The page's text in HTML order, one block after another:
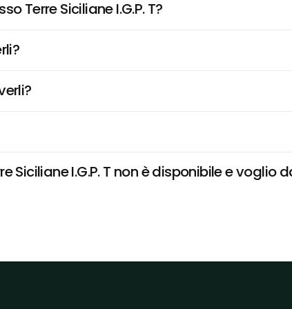
Terre Siciliane I.G.P. T?
Siciliane I.G.P. T non è disponibile e voglio